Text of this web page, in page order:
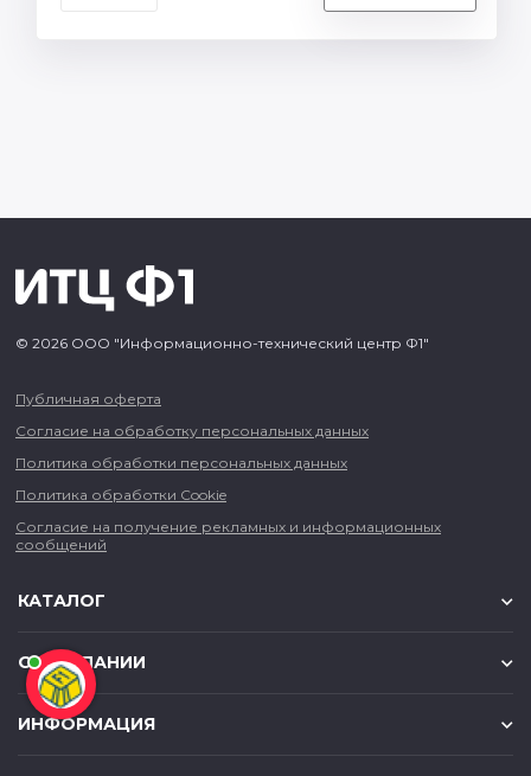
© 2026 ООО "Информационно-технический центр Ф1"
Публичная оферта
Согласие на обработку персональных данных
Политика обработки персональных данных
Политика обработки Cookie
Согласие на получение рекламных и информационных
сообщений
КАТАЛОГ
О КОМПАНИИ
ИНФОРМАЦИЯ